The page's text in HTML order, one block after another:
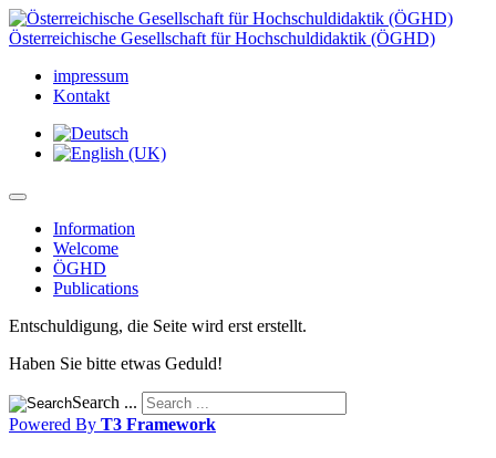
Österreichische Gesellschaft für Hochschuldidaktik (ÖGHD)
impressum
Kontakt
Information
Welcome
ÖGHD
Publications
Entschuldigung, die Seite wird erst erstellt.
Haben Sie bitte etwas Geduld!
Search ...
Powered By T3 Framework